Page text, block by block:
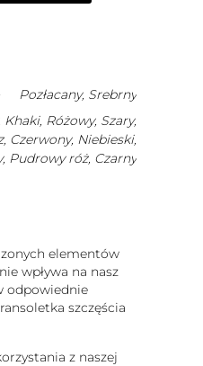
Pozłacany, Srebrny
Różowy, Szary,
Czerwony, Niebieski,
Pudrowy róż, Czarny
elementów
wpływa na nasz
odpowiednie
szczęścia
z naszej